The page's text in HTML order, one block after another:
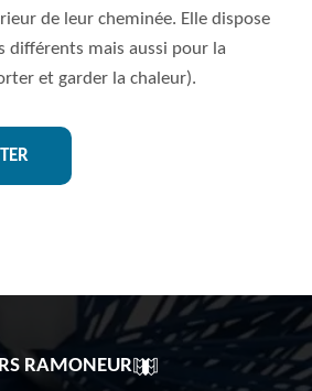
de leur cheminée. Elle dispose
différents mais aussi pour la
et garder la chaleur).
RS RAMONEUR